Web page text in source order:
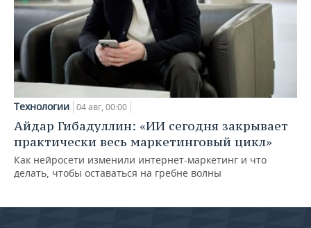
Технологии 04 авг, 00:00
Айдар Гибадуллин: «ИИ сегодня закрывает
практически весь маркетинговый цикл»
Как нейросети изменили интернет-маркетинг и что
делать, чтобы оставаться на гребне волны